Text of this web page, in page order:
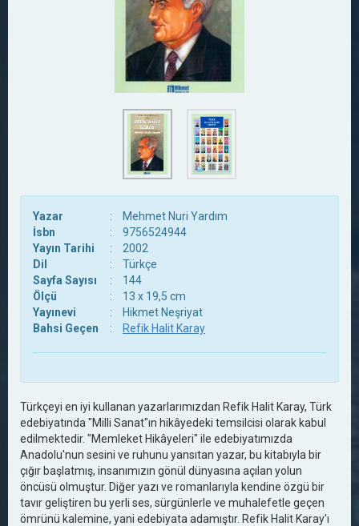
Yazar :
Mehmet Nuri Yardım
İsbn
:
9756524944
Yayın Tarihi
:
2002
Dil
:
Türkçe
Sayfa Sayısı
:
144
Ölçü
:
13 x 19,5 cm
Yayınevi
:
Hikmet Neşriyat
Bahsi Geçen
: Refik Halit Karay
Türkçeyi en iyi kullanan yazarlarımızdan Refik Halit Karay, Türk
edebiyatında "Milli Sanat"ın hikâyedeki temsilcisi olarak kabul
edilmektedir. "Memleket Hikâyeleri" ile edebiyatımızda
Anadolu'nun sesini ve ruhunu yansıtan yazar, bu kitabıyla bir
çığır başlatmış, insanımızın gönül dünyasına açılan yolun
öncüsü olmuştur. Diğer yazı ve romanlarıyla kendine özgü bir
tavır geliştiren bu yerli ses, sürgünlerle ve muhalefetle geçen
ömrünü kalemine, yani edebiyata adamıştır. Refik Halit Karay'ı